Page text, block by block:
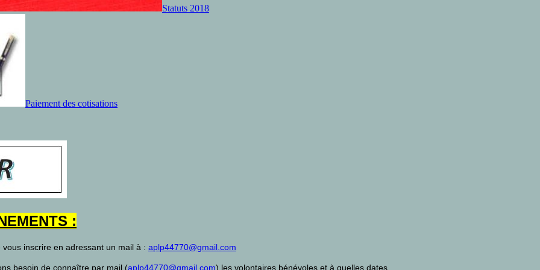
Statuts 2018
Paiement des cotisations
:
inscrire en adressant un mail à : aplp44770@gmail.com
besoin de connaître par mail (aplp44770@gmail.com) les volontaires bénévoles et à quelles dates.